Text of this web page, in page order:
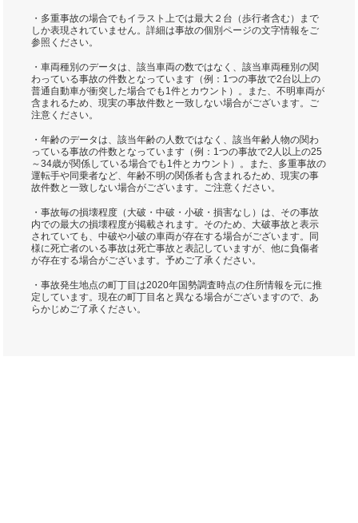
・多重事故の場合でもイラスト上では最大２台（歩行者含む）まで
しか表現されていません。詳細は事故の個別ページの文字情報をご
参照ください。
・車両種別のデータは、該当車両の数ではなく、該当車両種別の関
わっている事故の件数となっています（例：1つの事故で2台以上の
普通自動車が衝突した場合でも1件とカウント）。また、不明車両が
含まれるため、現実の事故件数と一致しない場合がございます。ご
注意ください。
・年齢のデータは、該当年齢の人数ではなく、該当年齢人物の関わ
っている事故の件数となっています（例：1つの事故で2人以上の25
～34歳が関係している場合でも1件とカウント）。また、多重事故の
運転手や同乗者など、年齢不明の関係者も含まれるため、現実の事
故件数と一致しない場合がございます。ご注意ください。
・事故毎の損壊程度（大破・中破・小破・損害なし）は、その事故
内での最大の損壊程度が掲載されます。そのため、大破事故と表示
されていても、中破や小破の車両が存在する場合がございます。同
様に死亡者のいる事故は死亡事故と表記していますが、他に負傷者
が存在する場合がございます。予めご了承ください。
・事故発生地点の町丁目は2020年国勢調査時点の住所情報を元に推
定しています。現在の町丁目名と異なる場合がございますので、あ
らかじめご了承ください。